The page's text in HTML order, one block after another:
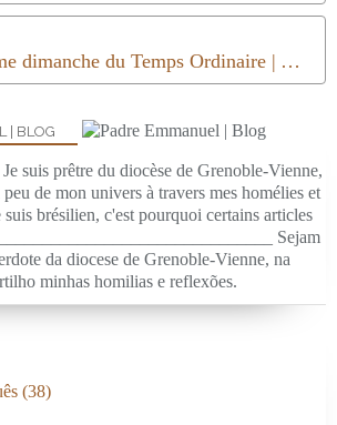
Homélie du 12ème dimanche du Temps Ordinaire | Année A | 2023
| BLOG
suis prêtre du diocèse de Grenoble-Vienne,
de mon univers à travers mes homélies et
brésilien, c'est pourquoi certains articles
Sejam
da diocese de Grenoble-Vienne, na
minhas homilias e reflexões.
(38)